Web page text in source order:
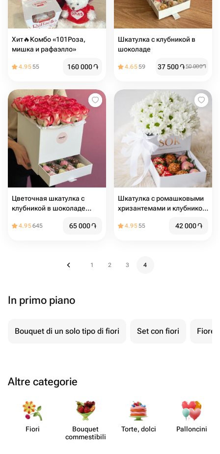
Хит🔥Комбо «101Роза,
мишка и рафаэлло»
4.9555 160 000֏
Шкатулка с клубникой в
шоколаде
4.6559 37 500֏50 000֏
Цветочная шкатулка с
клубникой в шоколаде
4.95645 65 000֏
Шкатулка с ромашковыми
хризантемами и клубникой
4.9555 42 000֏
1 2 3 4
In primo piano
Bouquet di un solo tipo di fiori Set con fiori Fiore
Altre categorie
Fiori
Bouquet
commes​tibili
Torte, dolci Pall​oncini